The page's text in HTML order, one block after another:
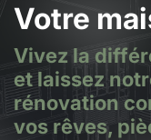
Votre
Vivez la
et laissez
rénovation
vos rêves,